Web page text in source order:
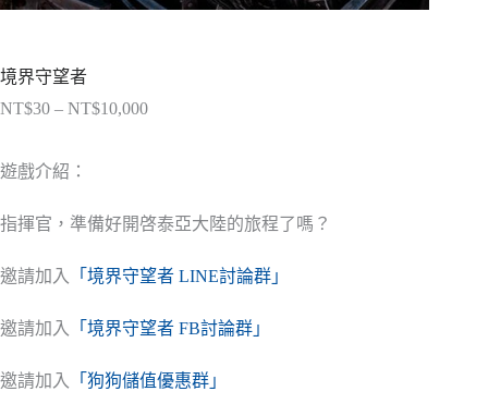
境界守望者
NT$30 – NT$10,000價
NT$30
到
遊戲介紹：
指揮官，準備好開啓泰亞大陸的旅程了嗎？
邀請加入 「境界守望者 LINE討論群」
邀請加入 「境界守望者 FB討論群」
邀請加入 「狗狗儲值優惠群」